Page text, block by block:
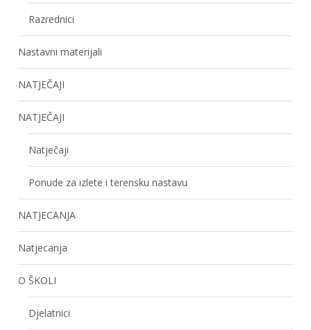
Razrednici
Nastavni materijali
NATJEČAJI
NATJEČAJI
Natječaji
Ponude za izlete i terensku nastavu
NATJECANJA
Natjecanja
O ŠKOLI
Djelatnici